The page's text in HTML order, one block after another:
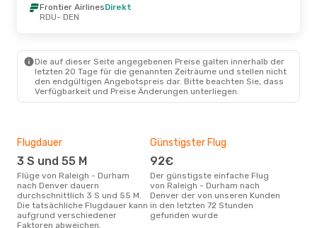
1 Zwischenstopp
RDU- DEN
Frontier AirlinesDirekt
DEN- RDU
Frontier AirlinesDirekt
RDU- DEN
Die auf dieser Seite angegebenen Preise galten innerhalb der
letzten 20 Tage für die genannten Zeiträume und stellen nicht
den endgültigen Angebotspreis dar. Bitte beachten Sie, dass
Verfügbarkeit und Preise Änderungen unterliegen.
Flugdauer
3 S und 55 M
Flüge von Raleigh - Durham
nach Denver dauern
durchschnittlich 3 S und 55 M.
Die tatsächliche Flugdauer kann
aufgrund verschiedener
Faktoren abweichen.
Günstigster Flug
92€
Der günstigste einfache Flug
von Raleigh - Durham nach
Denver der von unseren Kunden
in den letzten 72 Stunden
gefunden wurde